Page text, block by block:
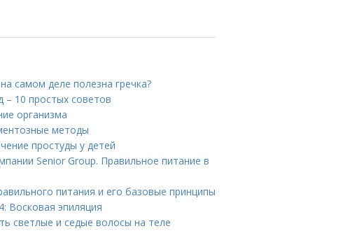
самом деле полезна гречка?
– 10 простых советов
организма
методы
простуды у детей
Senior Group. Правильное питание в
питания и его базовые принципы
Восковая эпиляция
светлые и седые волосы на теле